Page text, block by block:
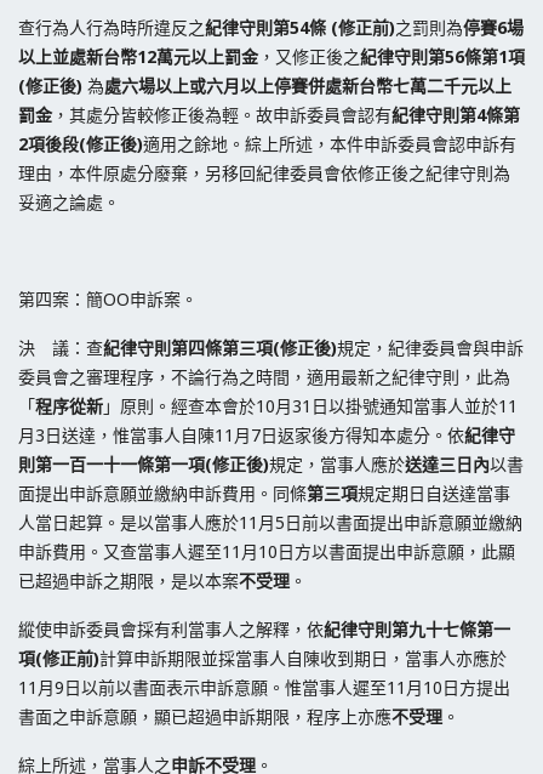
查行為人行為時所違反之紀律守則第54條 (修正前)之罰則為停賽6場
以上並處新台幣12萬元以上罰金，又修正後之紀律守則第56條第1項
(修正後) 為處六場以上或六月以上停賽併處新台幣七萬二千元以上
罰金，其處分皆較修正後為輕。故申訴委員會認有紀律守則第4條第
2項後段(修正後)適用之餘地。綜上所述，本件申訴委員會認申訴有
理由，本件原處分廢棄，另移回紀律委員會依修正後之紀律守則為
妥適之論處。
第四案：簡OO申訴案。
決 議：查紀律守則第四條第三項(修正後)規定，紀律委員會與申訴
委員會之審理程序，不論行為之時間，適用最新之紀律守則，此為
「程序從新」原則。經查本會於10月31日以掛號通知當事人並於11
月3日送達，惟當事人自陳11月7日返家後方得知本處分。依紀律守
則第一百一十一條第一項(修正後)規定，當事人應於送達三日內以書
面提出申訴意願並繳納申訴費用。同條第三項規定期日自送達當事
人當日起算。是以當事人應於11月5日前以書面提出申訴意願並繳納
申訴費用。又查當事人遲至11月10日方以書面提出申訴意願，此顯
已超過申訴之期限，是以本案不受理 。
縱使申訴委員會採有利當事人之解釋，依紀律守則第九十七條第一
項(修正前)計算申訴期限並採當事人自陳收到期日，當事人亦應於
11月9日以前以書面表示申訴意願。惟當事人遲至11月10日方提出
書面之申訴意願，顯已超過申訴期限，程序上亦應不受理 。
綜上所述，當事人之申訴不受理 。